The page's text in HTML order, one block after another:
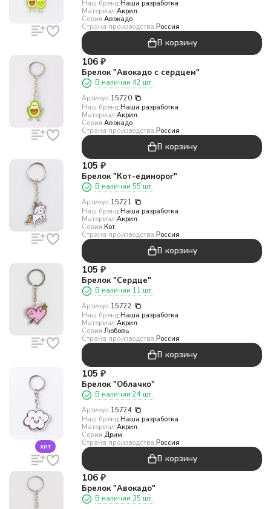
Наш бренд:Наша разработка
Материал:Акрил
Серия:Авокадо
Страна производства:Россия
В корзину
106 ₽
Брелок "Авокадо с сердцем"
В наличии 42 шт.
Артикул:15720
Наш бренд:Наша разработка
Материал:Акрил
Серия:Авокадо
Страна производства:Россия
В корзину
105 ₽
Брелок "Кот-единорог"
В наличии 55 шт.
Артикул:15721
Наш бренд:Наша разработка
Материал:Акрил
Серия:Кот
Страна производства:Россия
В корзину
105 ₽
Брелок "Сердце"
В наличии 11 шт.
Артикул:15722
Наш бренд:Наша разработка
Материал:Акрил
Серия:Любовь
Страна производства:Россия
В корзину
хит
105 ₽
Брелок "Облачко"
В наличии 24 шт.
Артикул:15724
Наш бренд:Наша разработка
Материал:Акрил
Серия:Дрим
Страна производства:Россия
В корзину
106 ₽
Брелок "Авокадо"
В наличии 35 шт.